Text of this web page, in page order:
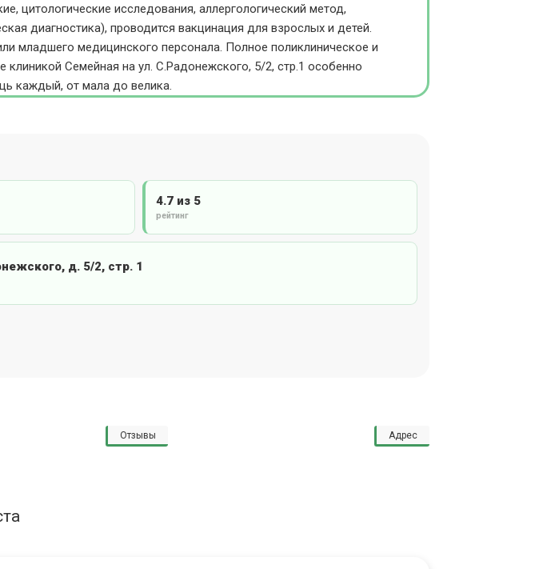
цитологические исследования, аллергологический метод,
диагностика), проводится вакцинация для взрослых и детей.
младшего медицинского персонала. Полное поликлиническое и
клиникой Семейная на ул. С.Радонежского, 5/2, стр.1 особенно
каждый, от мала до велика.
4.7 из 5
рейтинг
д. 5/2, стр. 1
Отзывы Адрес